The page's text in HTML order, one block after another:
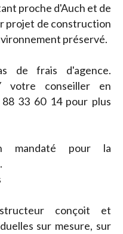
proche d'Auch et de
projet de construction
préservé.
de frais d'agence.
votre conseiller en
88 33 60 14 pour plus
mandaté pour la
conçoit et
sur mesure, sur